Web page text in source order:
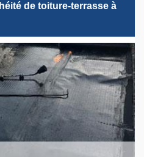
de toiture-terrasse à